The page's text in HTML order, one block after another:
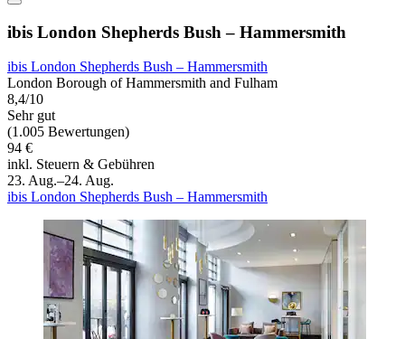
ibis London Shepherds Bush – Hammersmith
ibis London Shepherds Bush – Hammersmith
London Borough of Hammersmith and Fulham
8,4/10
Sehr gut
(1.005 Bewertungen)
94 €
inkl. Steuern & Gebühren
23. Aug.–24. Aug.
ibis London Shepherds Bush – Hammersmith